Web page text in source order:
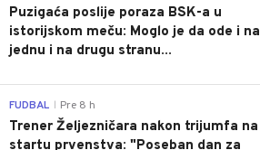
Puzigaća poslije poraza BSK-a u
istorijskom meču: Moglo je da ode i na
jednu i na drugu stranu...
FUDBAL Pre 8 h
Trener Željezničara nakon trijumfa na
startu prvenstva: "Poseban dan za